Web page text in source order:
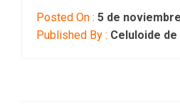
Posted On : 5 de
Published By : Celuloide de